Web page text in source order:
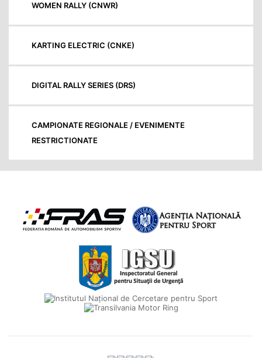
WOMEN RALLY (CNWR)
KARTING ELECTRIC (CNKE)
DIGITAL RALLY SERIES (DRS)
CAMPIONATE REGIONALE / EVENIMENTE
RESTRICTIONATE